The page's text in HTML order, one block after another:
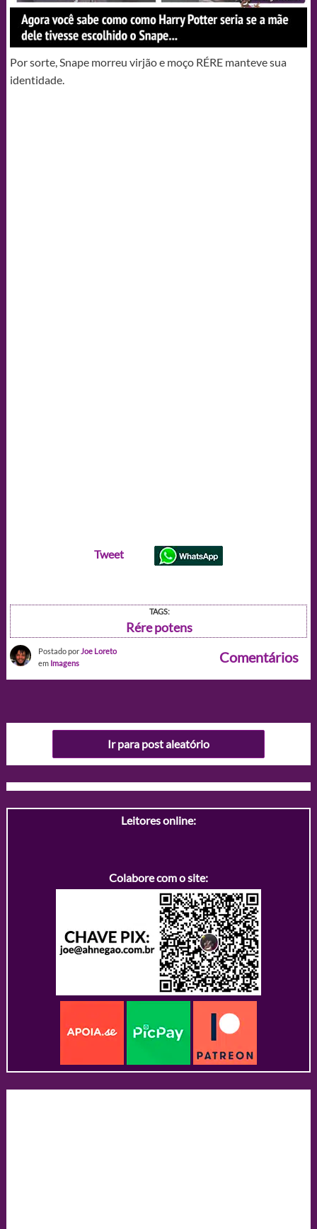
Por sorte, Snape morreu virjão e moço RÉRE manteve sua
identidade.
Tweet
TAGS:
Rére potens
Postado por Joe Loreto
em Imagens Comentários
Ir para post aleatório
Leitores online:
Colabore com o site: